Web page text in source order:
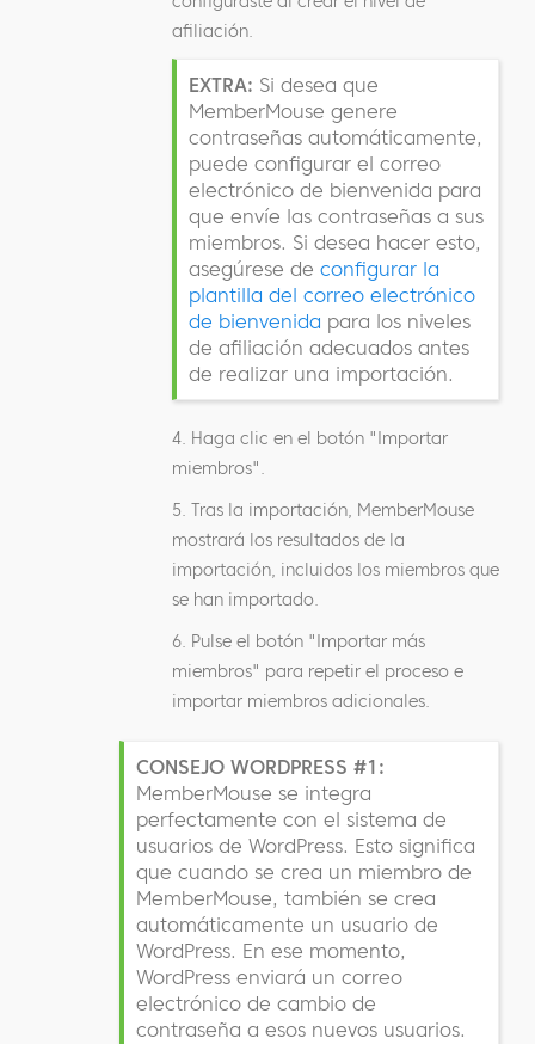
afiliación.
EXTRA: Si desea que
MemberMouse genere
contraseñas automáticamente,
puede configurar el correo
electrónico de bienvenida para
que envíe las contraseñas a sus
miembros. Si desea hacer esto,
asegúrese de configurar la
plantilla del correo electrónico
de bienvenida para los niveles
de afiliación adecuados antes
de realizar una importación.
4. Haga clic en el botón "Importar
miembros".
5. Tras la importación, MemberMouse
mostrará los resultados de la
importación, incluidos los miembros que
se han importado.
6. Pulse el botón "Importar más
miembros" para repetir el proceso e
importar miembros adicionales.
CONSEJO WORDPRESS #1:
MemberMouse se integra
perfectamente con el sistema de
usuarios de WordPress. Esto significa
que cuando se crea un miembro de
MemberMouse, también se crea
automáticamente un usuario de
WordPress. En ese momento,
WordPress enviará un correo
electrónico de cambio de
contraseña a esos nuevos usuarios.